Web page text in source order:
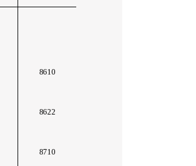
8610
8622
8710